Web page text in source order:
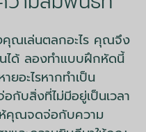
ณเล่นตลกอะไร คุณจึง
นได้ ลองทำแบบฝึกหัดนี้
ยอะไรหากทำเป็น
กับสิ่งที่ไม่มีอยู่เป็นเวลา
ห้คุณจดจ่อกับความ